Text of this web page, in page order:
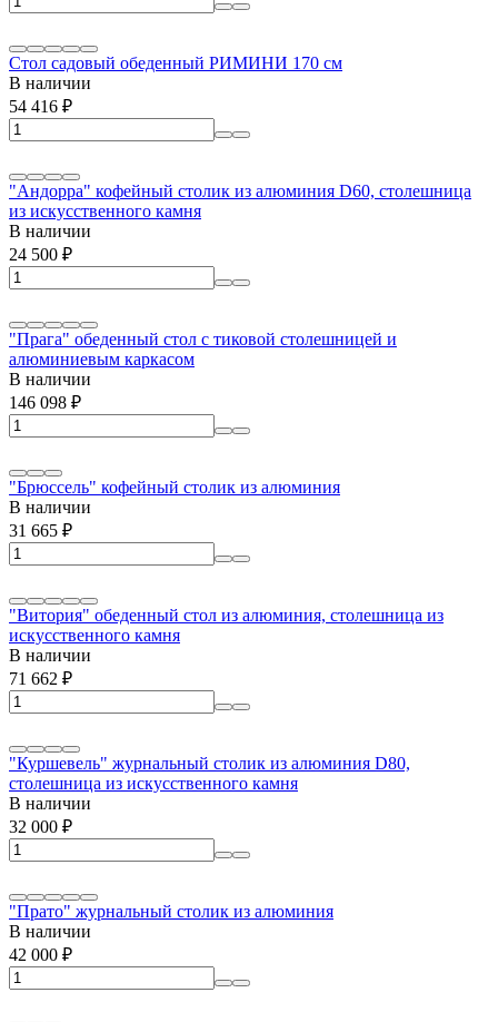
Стол садовый обеденный РИМИНИ 170 см
В наличии
54 416 ₽
"Андорра" кофейный столик из алюминия D60, столешница
из искусственного камня
В наличии
24 500 ₽
"Прага" обеденный стол с тиковой столешницей и
алюминиевым каркасом
В наличии
146 098 ₽
"Брюссель" кофейный столик из алюминия
В наличии
31 665 ₽
"Витория" обеденный стол из алюминия, столешница из
искусственного камня
В наличии
71 662 ₽
"Куршевель" журнальный столик из алюминия D80,
столешница из искусственного камня
В наличии
32 000 ₽
"Прато" журнальный столик из алюминия
В наличии
42 000 ₽